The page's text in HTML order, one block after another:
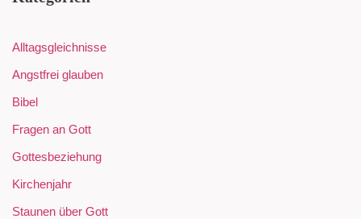
Alltagsgleichnisse
Angstfrei glauben
Bibel
Fragen an Gott
Gottesbeziehung
Kirchenjahr
Staunen über Gott